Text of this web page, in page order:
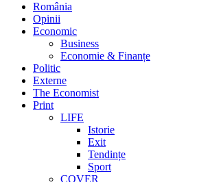
România
Opinii
Economic
Business
Economie & Finanțe
Politic
Externe
The Economist
Print
LIFE
Istorie
Exit
Tendințe
Sport
COVER